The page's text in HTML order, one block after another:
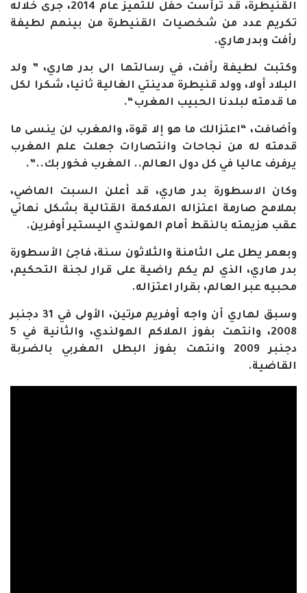
القنيطرة، قد ترأست حفل للتميز عام 2014، جرى خلاله
تكريم عدد من شخصيات القنيطرة من بينهم لطيفة
رأفت وبدر هاري.
وكتبت لطيفة رأفت، في رسالتها الى بدر هاري، ” ولد
البلاد أولا، وولد قنيطرة مدينتي الغالية ثانيا، شكرا لكل
ما قدمته لبلدنا الحبيب المغرب“.
وأضافت، “اعتزالك ما هو إلا قوة، والمغرب لن ينسى ما
قدمته له من نجاحات وانتصارات جعلت علم المغرب
يرفرف عاليا في كل دول العالم.. المغرب فخور بك..”.
وكان الاسطورة بدر هاري، قد أعلن السبت الماضي،
بملامح صارمة اعتزاله الملاكمة القتالية بشكل نهائي
عقب هزيمته بالنقط أمام الهولندي اليستير أوفرين.
وبعمر يطل على الثامنة والثلاثون سنة، فاجئ الأسطورة
بدر هاري، الذي لم يكم راضية على قرار لجنة التحكيم،
محبيه عبر العالم، بقرار اعتزاله.
وسبق لهاري أن واجه أوفريم مرتين، الأولى في 31 دجنبر
2008، وانتهت بفوز الملاكم الهولندي، والثانية في 5
دجنبر 2009 وانتهت بفوز البطل المغربي بالضربة
القاضية.